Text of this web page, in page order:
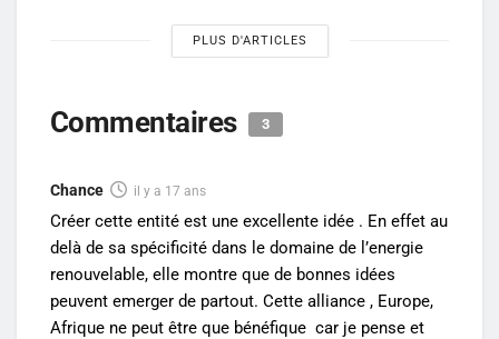
PLUS D'ARTICLES
Commentaires 3
Chance il y a 17 ans
Créer cette entité est une excellente idée . En effet au
delà de sa spécificité dans le domaine de l’energie
renouvelable, elle montre que de bonnes idées
peuvent emerger de partout. Cette alliance , Europe,
Afrique ne peut être que bénéfique car je pense et